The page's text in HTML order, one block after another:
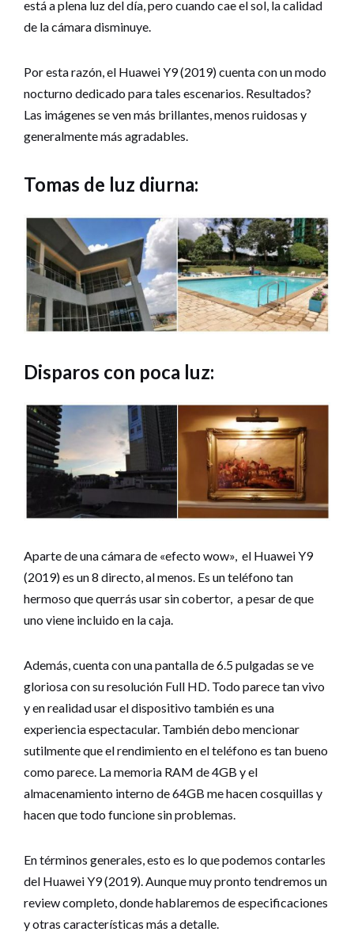
está a plena luz del día, pero cuando cae el sol, la calidad
de la cámara disminuye.
Por esta razón, el Huawei Y9 (2019) cuenta con un modo
nocturno dedicado para tales escenarios. Resultados?
Las imágenes se ven más brillantes, menos ruidosas y
generalmente más agradables.
Tomas de luz diurna:
Disparos con poca luz:
Aparte de una cámara de «efecto wow», el Huawei Y9
(2019) es un 8 directo, al menos. Es un teléfono tan
hermoso que querrás usar sin cobertor, a pesar de que
uno viene incluido en la caja.
Además, cuenta con una pantalla de 6.5 pulgadas se ve
gloriosa con su resolución Full HD. Todo parece tan vivo
y en realidad usar el dispositivo también es una
experiencia espectacular. También debo mencionar
sutilmente que el rendimiento en el teléfono es tan bueno
como parece. La memoria RAM de 4GB y el
almacenamiento interno de 64GB me hacen cosquillas y
hacen que todo funcione sin problemas.
En términos generales, esto es lo que podemos contarles
del Huawei Y9 (2019). Aunque muy pronto tendremos un
review completo, donde hablaremos de especificaciones
y otras características más a detalle.